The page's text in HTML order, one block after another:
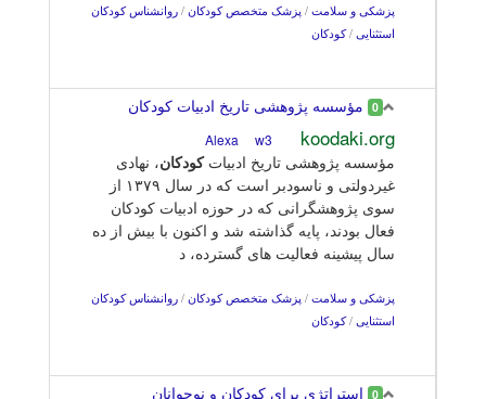
پزشکی و سلامت / پزشک متخصص کودکان / روانشناس کودکان
استثنایی /کودکان
0 مؤسسه پژوهشی تاریخ ادبیات کودکان
koodaki.org
w3
مؤسسه پژوهشی تاريخ ادبياتکودکان، نهادی
غيردولتی و ناسودبر است که در سال ۱۳۷۹ از
سوی پژوهشگرانی که در حوزه ادبیات کودکان
فعال بودند، پايه گذاشته شد و اکنون با بیش از ده
سال پیشینه فعالیت های گسترده، د
پزشکی و سلامت / پزشک متخصص کودکان / روانشناس کودکان
استثنایی /کودکان
0 استراتژی برای کودکان و نوجوانان